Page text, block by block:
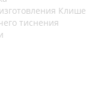
Клише
тиснения